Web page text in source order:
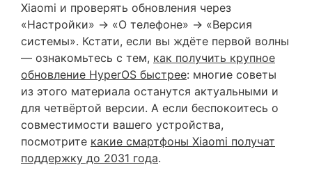
Xiaomi и проверять обновления через
«Настройки» → «О телефоне» → «Версия
системы». Кстати, если вы ждёте первой волны
— ознакомьтесь с тем, как получить крупное
обновление HyperOS быстрее: многие советы
из этого материала останутся актуальными и
для четвёртой версии. А если беспокоитесь о
совместимости вашего устройства,
посмотрите какие смартфоны Xiaomi получат
поддержку до 2031 года.